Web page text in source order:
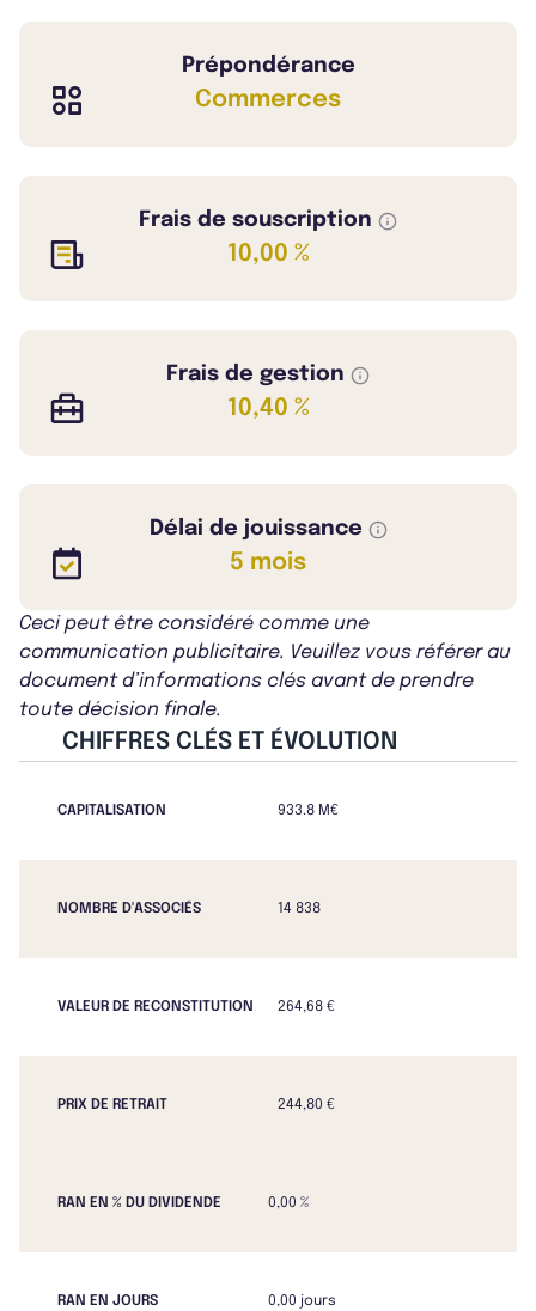
Prépondérance
Commerces
Frais de souscription
10,00 %
Frais de gestion
10,40 %
Délai de jouissance
5 mois
Ceci peut être considéré comme une
communication publicitaire. Veuillez vous référer au
document d’informations clés avant de prendre
toute décision finale.
CHIFFRES CLÉS ET ÉVOLUTION
CAPITALISATION 933.8 M€
NOMBRE D'ASSOCIÉS 14 838
VALEUR DE RECONSTITUTION 264,68 €
PRIX DE RETRAIT 244,80 €
RAN EN % DU DIVIDENDE 0,00 %
RAN EN JOURS 0,00 jours